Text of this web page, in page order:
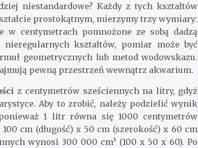
niestandardowe? Każdy z tych kształtów
prostokątnym, mierzymy trzy wymiary:
w centymetrach pomnożone ze sobą dadzą
kształtów, pomiar może być
geometrycznych lub metod wodowskazu.
pewną przestrzeń wewnątrz akwarium.
z centymetrów sześciennych na litry, gdyż
Aby to zrobić, należy podzielić wynik
1 litr równa się 1000 centymetrów
cm (długość) x 50 cm (szerokość) x 60 cm
wynosi 300 000 cm³ (100 x 50 x 60). Po